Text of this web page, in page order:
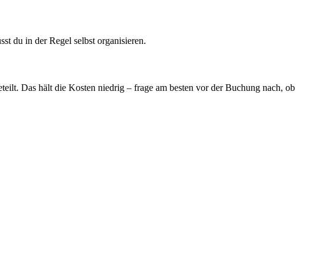
du in der Regel selbst organisieren.
Das hält die Kosten niedrig – frage am besten vor der Buchung nach, ob